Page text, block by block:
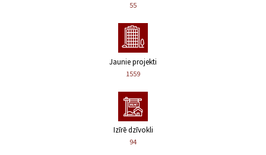
55
Jaunie projekti
1559
Izīrē dzīvokli
94